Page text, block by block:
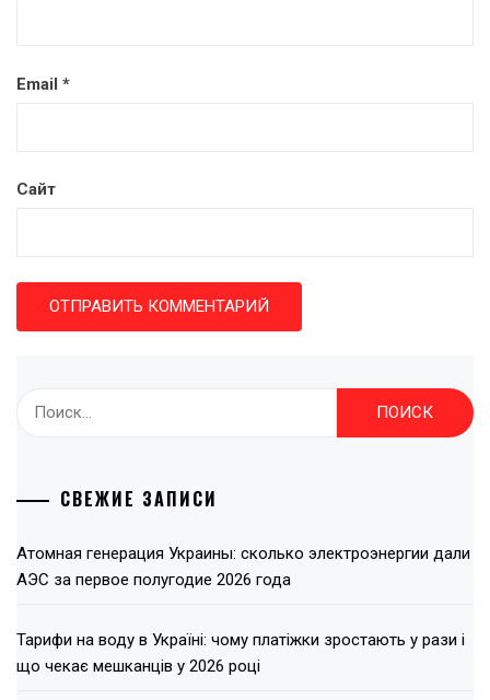
Email *
Сайт
Найти:
СВЕЖИЕ ЗАПИСИ
Атомная генерация Украины: сколько электроэнергии дали
АЭС за первое полугодие 2026 года
Тарифи на воду в Україні: чому платіжки зростають у рази і
що чекає мешканців у 2026 році